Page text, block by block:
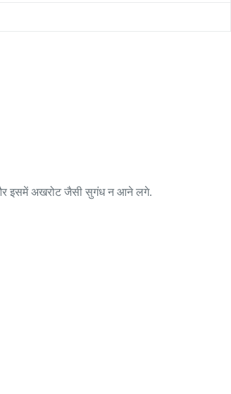
और इसमें अखरोट जैसी सुगंध न आने लगे.